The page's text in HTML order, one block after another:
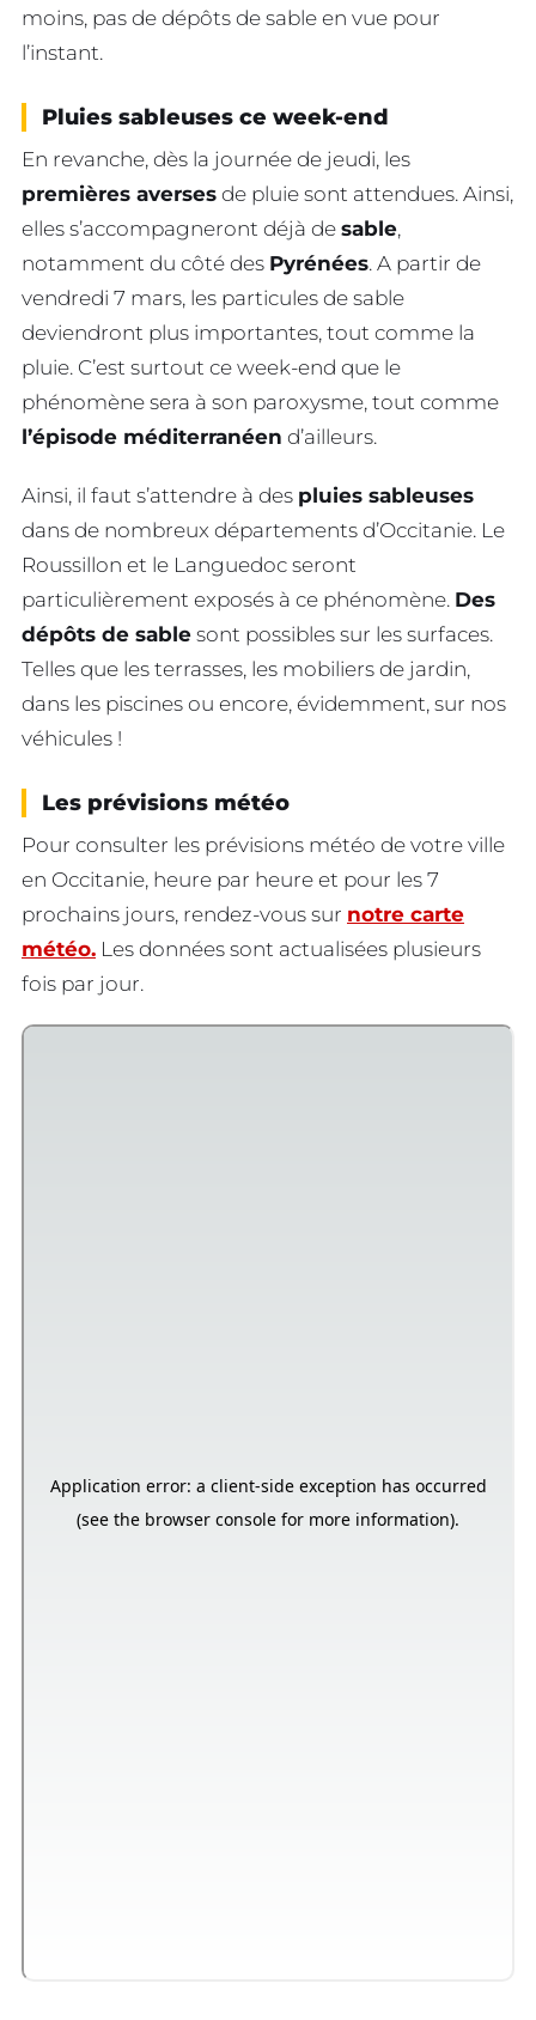
moins, pas de dépôts de sable en vue pour
l’instant.
Pluies sableuses ce week-end
En revanche, dès la journée de jeudi, les
premières averses de pluie sont attendues. Ainsi,
elles s’accompagneront déjà de sable,
notamment du côté des Pyrénées. A partir de
vendredi 7 mars, les particules de sable
deviendront plus importantes, tout comme la
pluie. C’est surtout ce week-end que le
phénomène sera à son paroxysme, tout comme
l’épisode méditerranéen d’ailleurs.
Ainsi, il faut s’attendre à des pluies sableuses
dans de nombreux départements d’Occitanie. Le
Roussillon et le Languedoc seront
particulièrement exposés à ce phénomène. Des
dépôts de sable sont possibles sur les surfaces.
Telles que les terrasses, les mobiliers de jardin,
dans les piscines ou encore, évidemment, sur nos
véhicules !
Les prévisions météo
Pour consulter les prévisions météo de votre ville
en Occitanie, heure par heure et pour les 7
prochains jours, rendez-vous sur notre carte
météo. Les données sont actualisées plusieurs
fois par jour.